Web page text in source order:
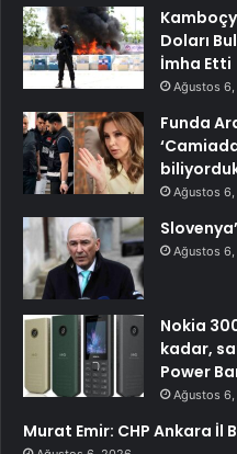
Doları
İmha Etti
Ağustos
Funda
Ağustos
Ağustos
Nokia
kadar,
Power
Ağustos
Murat Emir: CHP Ankara İl